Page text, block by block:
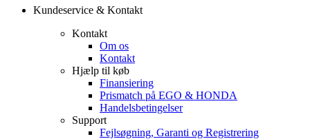
Kundeservice & Kontakt
Kontakt
Om os
Kontakt
Hjælp til køb
Finansiering
Prismatch på EGO & HONDA
Handelsbetingelser
Support
Fejlsøgning, Garanti og Registrering